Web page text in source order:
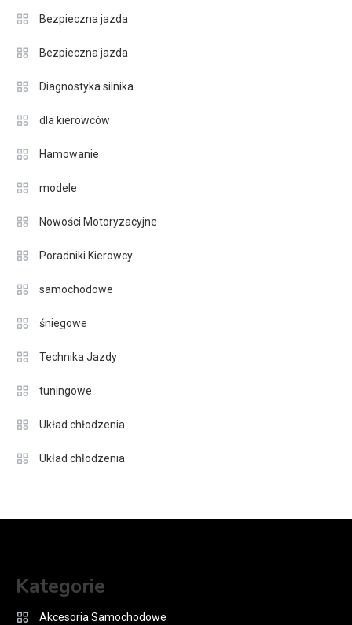
Bezpieczna jazda
Bezpieczna jazda
Diagnostyka silnika
dla kierowców
Hamowanie
modele
Nowości Motoryzacyjne
Poradniki Kierowcy
samochodowe
śniegowe
Technika Jazdy
tuningowe
Układ chłodzenia
Układ chłodzenia
Kategorie
Akcesoria Samochodowe